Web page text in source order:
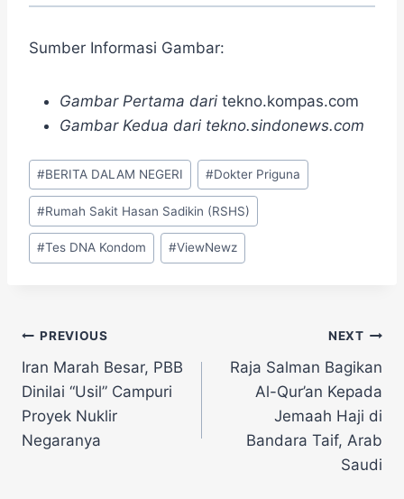
Sumber Informasi Gambar:
Gambar Pertama dari tekno.kompas.com
Gambar Kedua dari tekno.sindonews.com
Post
Tags:
#BERITA DALAM NEGERI #Dokter Priguna
#Rumah Sakit Hasan Sadikin (RSHS)
#Tes DNA Kondom #ViewNewz
Navigasi
pos
PREVIOUS
Iran Marah Besar, PBB
Dinilai “Usil” Campuri
Proyek Nuklir
Negaranya
NEXT
Raja Salman Bagikan
Al-Qur’an Kepada
Jemaah Haji di
Bandara Taif, Arab
Saudi